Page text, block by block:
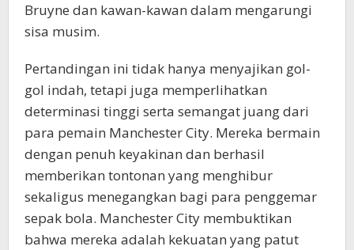
Bruyne dan kawan-kawan dalam mengarungi
sisa musim.
Pertandingan ini tidak hanya menyajikan gol-
gol indah, tetapi juga memperlihatkan
determinasi tinggi serta semangat juang dari
para pemain Manchester City. Mereka bermain
dengan penuh keyakinan dan berhasil
memberikan tontonan yang menghibur
sekaligus menegangkan bagi para penggemar
sepak bola. Manchester City membuktikan
bahwa mereka adalah kekuatan yang patut